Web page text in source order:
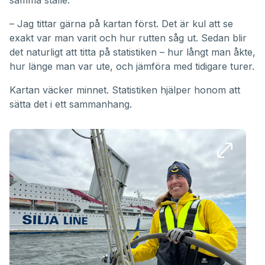
– Jag tittar gärna på kartan först. Det är kul att se
exakt var man varit och hur rutten såg ut. Sedan blir
det naturligt att titta på statistiken – hur långt man åkte,
hur länge man var ute, och jämföra med tidigare turer.
Kartan väcker minnet. Statistiken hjälper honom att
sätta det i ett sammanhang.